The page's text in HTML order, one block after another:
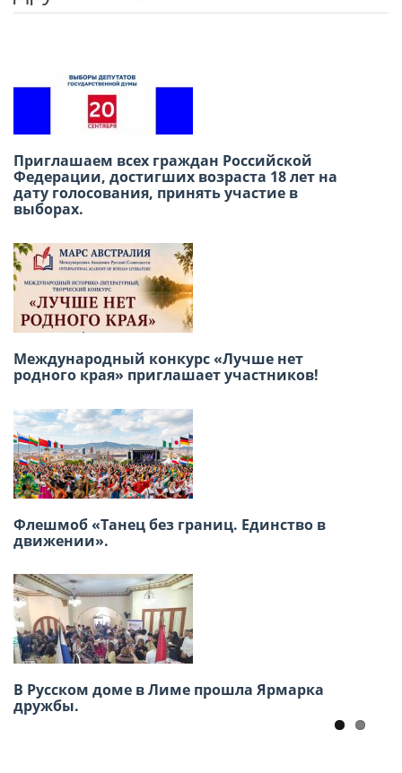
Приглашаем всех граждан Российской
Федерации, достигших возраста 18 лет на
дату голосования, принять участие в
выборах.
Международный конкурс «Лучше нет
родного края» приглашает участников!
Флешмоб «Танец без границ. Единство в
движении».
В Русском доме в Лиме прошла Ярмарка
дружбы.
В честь Международного дня дружбы
приглашаем вас провести субботний день в
Русском доме в Лиме!
памяти»
соотечественников стран Латинской
Америки
Заседание ВКС россйских
соотечественников16-17 июня, г. Москва